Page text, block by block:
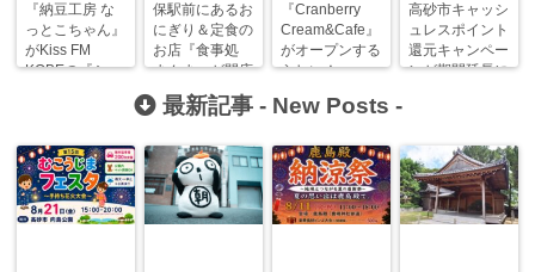
『納豆工房 な
っとこちゃん』
がKiss FM
KOBEの『シャ
保駅前にあるお
にぎり＆定食の
お店『食事処
まんま』が閉店
していた…。
『Cranberry
Cream&Cafe』
がオープンする
らしい！
高砂市キャッシ
ュレスポイント
還元キャンペー
ンが期間延長に
最新記事 - New Posts -